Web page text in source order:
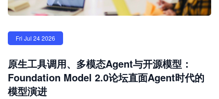
Fri Jul 24 2026
原生工具调用、多模态Agent与开源模型：
Foundation Model 2.0论坛直面Agent时代的
模型演进